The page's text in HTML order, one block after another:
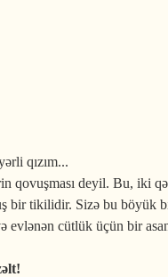
qızım...
qovuşması deyil. Bu, iki
bir tikilidir. Sizə bu böyük
evlənən cütlük üçün bir